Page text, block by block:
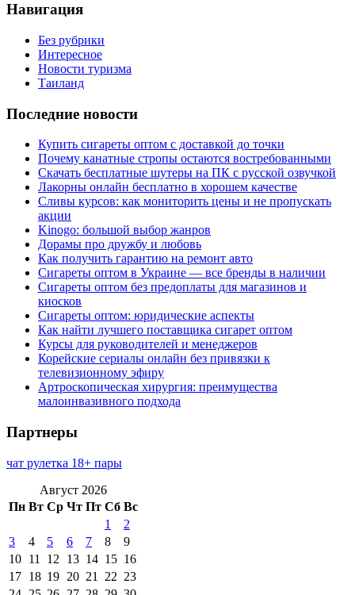
Навигация
Без рубрики
Интересное
Новости туризма
Таиланд
Последние новости
Купить сигареты оптом с доставкой до точки
Почему канатные стропы остаются востребованными
Скачать бесплатные шутеры на ПК с русской озвучкой
Лакорны онлайн бесплатно в хорошем качестве
Сливы курсов: как мониторить цены и не пропускать
акции
Kinogo: большой выбор жанров
Дорамы про дружбу и любовь
Как получить гарантию на ремонт авто
Сигареты оптом в Украине — все бренды в наличии
Сигареты оптом без предоплаты для магазинов и
киосков
Сигареты оптом: юридические аспекты
Как найти лучшего поставщика сигарет оптом
Курсы для руководителей и менеджеров
Корейские сериалы онлайн без привязки к
телевизионному эфиру
Артроскопическая хирургия: преимущества
малоинвазивного подхода
Партнеры
чат рулетка 18+ пары
Август 2026
Пн Вт Ср Чт Пт Сб Вс
1
2
3
4 5 6 7 8
9
10 11 12 13 14 15 16
17 18 19 20 21 22 23